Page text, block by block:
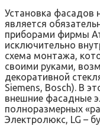
Установка фасадов
является
приборами фирмы
исключительно
схема монтажа,
своими руками,
декоративной
Siemens, Bosch). В
внешние фасадные
полноразмерных
Электролюкс, LG –